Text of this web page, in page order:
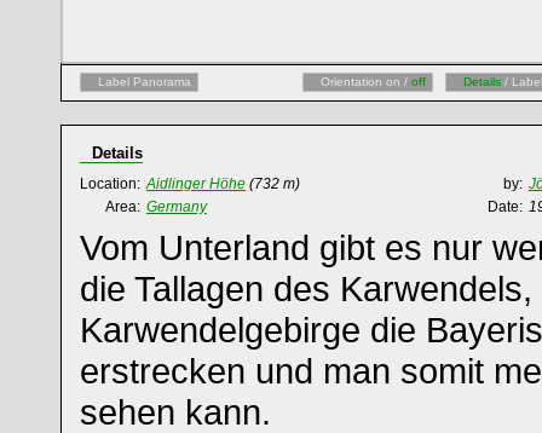
Label Panorama Orientation on / off Details /
Details
Location: Aidlinger Höhe (732 m) by:
Area: Germany Date:
Vom Unterland gibt es nur
die Tallagen des
Karwendelgebirge die
erstrecken und man somit
sehen kann.